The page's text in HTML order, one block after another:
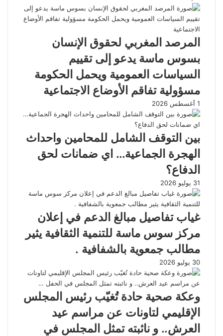
المرصد المغربي لحقوق الإنسان
بسوس ماسة يدعو إلى تقييم
السياسات العمومية ويحمل الحكومة
مسؤولية تفاقم الأوضاع الاجتماعية
1 أغسطس 2026
بين التوقف الشامل للمحامين واحداث
الهجرة الجماعية… اي ضمانات لحق
الدفاع؟
31 يوليو 2026
غياب تفاصيل مبالغ الدعم في إعلان
مركز سوس ماسة للتنمية الثقافية يثير
مطالب جمعوية بالشفافية .
30 يوليو 2026
وعكة صحية حادة تُغيّب رئيس المجلس
الإقليمي لتاونات عن مراسم عيد
العرش.. و نائبته تمثل المجلس في